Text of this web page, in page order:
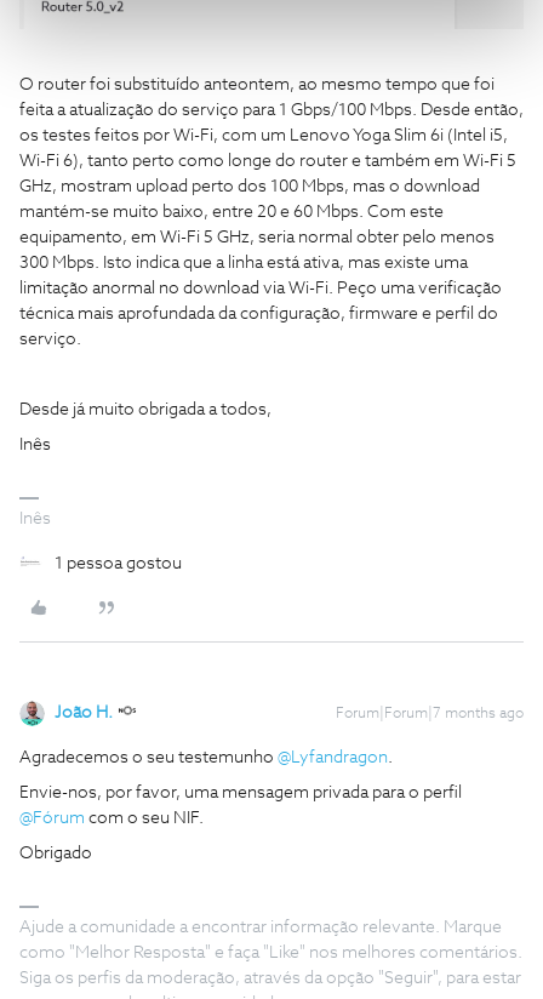
O router foi substituído anteontem, ao mesmo tempo que foi
feita a atualização do serviço para 1 Gbps/100 Mbps. Desde então,
os testes feitos por Wi-Fi, com um Lenovo Yoga Slim 6i (Intel i5,
Wi-Fi 6), tanto perto como longe do router e também em Wi-Fi 5
GHz, mostram upload perto dos 100 Mbps, mas o download
mantém-se muito baixo, entre 20 e 60 Mbps. Com este
equipamento, em Wi-Fi 5 GHz, seria normal obter pelo menos
300 Mbps. Isto indica que a linha está ativa, mas existe uma
limitação anormal no download via Wi-Fi. Peço uma verificação
técnica mais aprofundada da configuração, firmware e perfil do
serviço.
Desde já muito obrigada a todos,
Inês
Inês
1 pessoa gostou
João H. Forum|Forum|7 months ago
Agradecemos o seu testemunho ​ @Lyfandragon
Envie-nos, por favor, uma mensagem privada para o perfil ​
@Fórum com o seu NIF.
Obrigado
Ajude a comunidade a encontrar informação relevante. Marque
como "Melhor Resposta" e faça "Like" nos melhores comentários.
Siga os perfis da moderação, através da opção "Seguir", para estar